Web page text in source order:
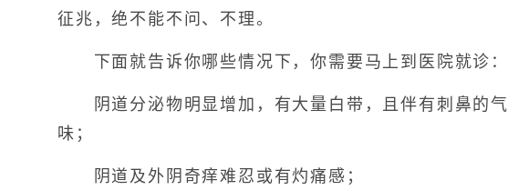
征兆，绝不能不问、不理。
下面就告诉你哪些情况下，你需要马上到医院就诊：
阴道分泌物明显增加，有大量白带，且伴有刺鼻的气
味；
阴道及外阴奇痒难忍或有灼痛感；